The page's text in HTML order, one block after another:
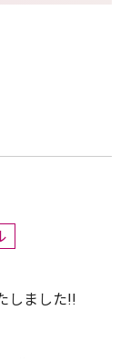
しました!!